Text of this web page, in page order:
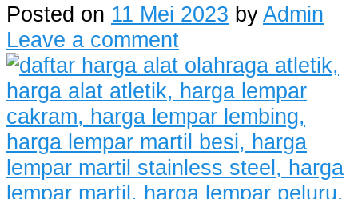
Posted on 11 Mei 2023 byAdmin
Leave a comment